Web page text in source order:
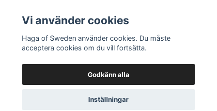
Sociala medier
© 2026 Haga of Sweden
Vi använder cookies
Haga of Sweden använder cookies. Du måste
acceptera cookies om du vill fortsätta.
Godkänn alla
Inställningar